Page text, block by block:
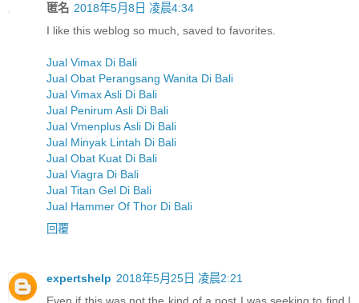
匿名 2018年5月8日 凌晨4:34
I like this weblog so much, saved to favorites.
Jual Vimax Di Bali
Jual Obat Perangsang Wanita Di Bali
Jual Vimax Asli Di Bali
Jual Penirum Asli Di Bali
Jual Vmenplus Asli Di Bali
Jual Minyak Lintah Di Bali
Jual Obat Kuat Di Bali
Jual Viagra Di Bali
Jual Titan Gel Di Bali
Jual Hammer Of Thor Di Bali
回覆
expertshelp 2018年5月25日 凌晨2:21
Even if this was not the kind of a post I was seeking to find I